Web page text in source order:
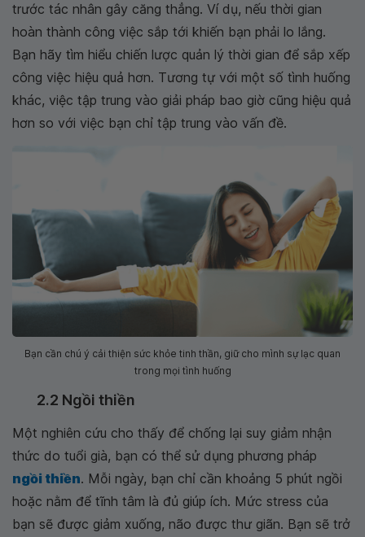
trước tác nhân gây căng thẳng. Ví dụ, nếu thời gian
hoàn thành công việc sắp tới khiến bạn phải lo lắng.
Bạn hãy tìm hiểu chiến lược quản lý thời gian để sắp xếp
công việc hiệu quả hơn. Tương tự với một số tình huống
khác, việc tập trung vào giải pháp bao giờ cũng hiệu quả
hơn so với việc bạn chỉ tập trung vào vấn đề.
Bạn cần chú ý cải thiện sức khỏe tinh thần, giữ cho mình sự lạc quan
trong mọi tình huống
2.2 Ngồi thiền
Một nghiên cứu cho thấy để chống lại suy giảm nhận
thức do tuổi già, bạn có thể sử dụng phương pháp
ngồi thiền. Mỗi ngày, bạn chỉ cần khoảng 5 phút ngồi
hoặc nằm để tĩnh tâm là đủ giúp ích. Mức stress của
bạn sẽ được giảm xuống, não được thư giãn. Bạn sẽ trở